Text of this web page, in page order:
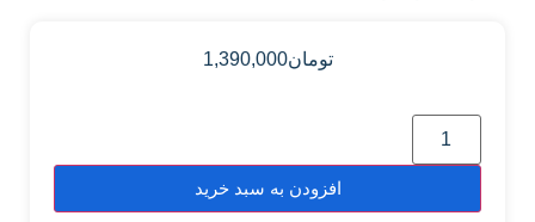
تومان1,390,000
افزودن به سبد خرید